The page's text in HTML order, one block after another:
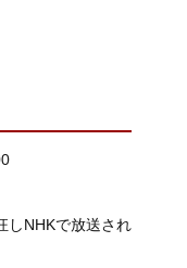
しNHKで放送され